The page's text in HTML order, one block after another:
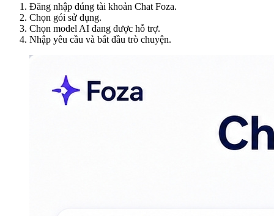
Đăng nhập đúng tài khoản Chat Foza.
Chọn gói sử dụng.
Chọn model AI đang được hỗ trợ.
Nhập yêu cầu và bắt đầu trò chuyện.